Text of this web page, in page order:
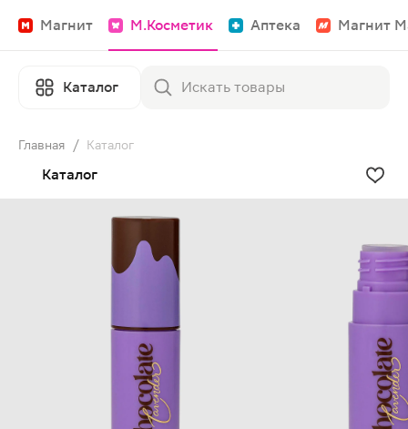
Магнит М.Косметик Аптека Магнит
Каталог
Главная / Каталог
Каталог